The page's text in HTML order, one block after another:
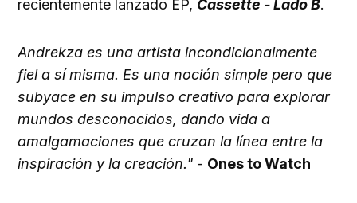
recientemente lanzado EP, Cassette - Lado B.
Andrekza es una artista incondicionalmente
fiel a sí misma. Es una noción simple pero que
subyace en su impulso creativo para explorar
mundos desconocidos, dando vida a
amalgamaciones que cruzan la línea entre la
inspiración y la creación." - Ones to Watch